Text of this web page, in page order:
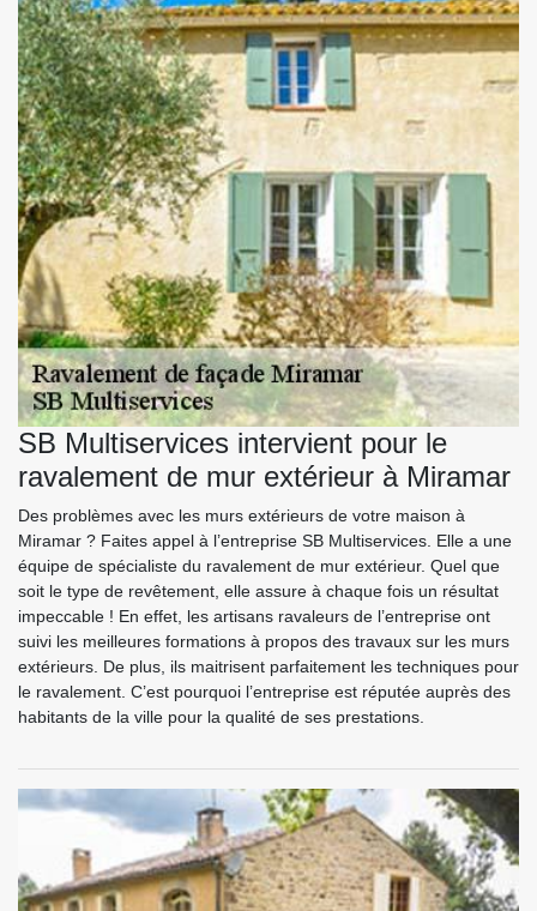
SB Multiservices intervient pour le
ravalement de mur extérieur à Miramar
Des problèmes avec les murs extérieurs de votre maison à
Miramar ? Faites appel à l’entreprise SB Multiservices. Elle a une
équipe de spécialiste du ravalement de mur extérieur. Quel que
soit le type de revêtement, elle assure à chaque fois un résultat
impeccable ! En effet, les artisans ravaleurs de l’entreprise ont
suivi les meilleures formations à propos des travaux sur les murs
extérieurs. De plus, ils maitrisent parfaitement les techniques pour
le ravalement. C’est pourquoi l’entreprise est réputée auprès des
habitants de la ville pour la qualité de ses prestations.